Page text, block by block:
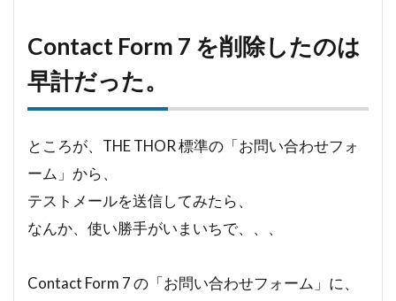
Contact Form 7 を削除したのは
早計だった。
ところが、THE THOR 標準の「お問い合わせフォ
ーム」から、
テストメールを送信してみたら、
なんか、使い勝手がいまいちで、、、
Contact Form 7 の「お問い合わせフォーム」に、